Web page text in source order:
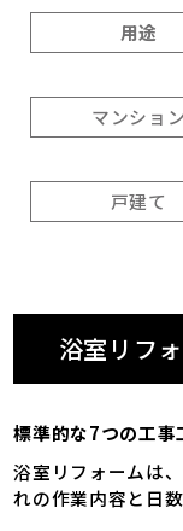
用途
マンション
戸建て
浴室リフ
標準的な7つの工事
浴室リフォームは
れの作業内容と日